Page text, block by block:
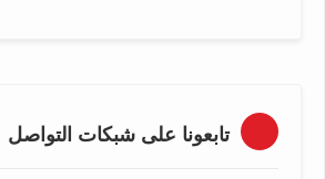
تابعونا على شبكات التواصل